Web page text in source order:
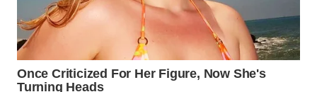
LAPAK
WAHANA
Wahana
Network